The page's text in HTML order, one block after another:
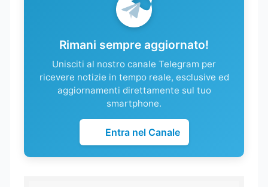
Rimani sempre aggiornato!
Unisciti al nostro canale Telegram per
ricevere notizie in tempo reale, esclusive ed
aggiornamenti direttamente sul tuo
smartphone.
Entra nel Canale